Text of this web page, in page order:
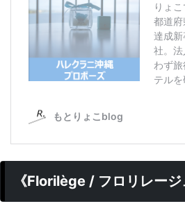
《Florilège / フロリレー